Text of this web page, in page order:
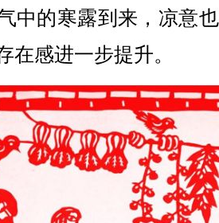
中的寒露到来，凉意
在感进一步提升。